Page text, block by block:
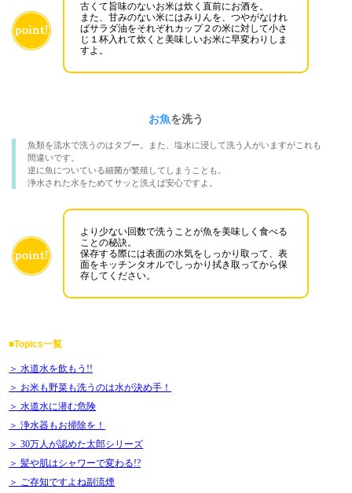
古くて旨味のないお米は炊く直前にお酒を。
また、甘みのない米にはみりんを、つやがなけれ
ばサラダ油をそれぞれカップ２の米に対して小さ
じ１杯入れて炊くと美味しいお米に早変わりしま
すよ。
お魚を洗う
魚類を流水で洗うのはタブー。また、塩水に浸して洗う人がいますがこれも
間違いです。
逆に魚についている細菌が繁殖してしまうことも。
浄水された水をためてサッと洗えば安心ですよ。
より少ない回数で洗うことが魚を美味しく食べる
ことの秘訣。
保存する際には表面の水気をしっかり取って、表
面をキッチンタオルでしっかり拭き取ってから保
存してください。
■Topics一覧
＞ 水道水を飲もう!!
＞ お米も野菜も洗うのは水が決め手！
＞ 水道水に潜む危険
＞ 浄水器もお掃除を！
＞ 30万人が認めた太郎シリーズ
＞ 髪や肌はシャワーで変わる!?
＞ ご存知ですよね副流煙